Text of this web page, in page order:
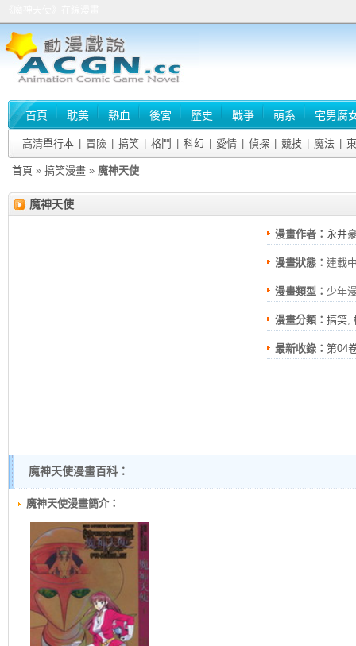
首頁 耽美 熱血 後宮 歷史 戰爭 萌系 宅男腐
高清單行本 冒險 搞笑 格鬥 科幻 愛情 偵探 競技 魔法
首頁 » 搞笑漫畫 » 魔神天使
魔神天使
漫畫作者： 永井
漫畫狀態： 連載
漫畫類型： 少年
漫畫分類： 搞笑,
最新收錄： 第04
魔神天使漫畫百科：
魔神天使漫畫簡介：